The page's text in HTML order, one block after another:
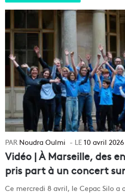
Noudra Oulmi 10 avril 2026
Vidéo | À Marseille, des
pris part à un concert
Ce mercredi 8 avril, le Cepac Silo a